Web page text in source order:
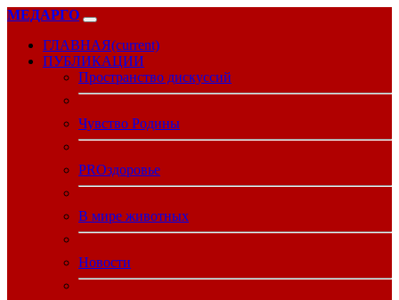
МЕДАРГО
ГЛАВНАЯ(current)
ПУБЛИКАЦИИ
Пространство дискуссий
Чувство Родины
PROздоровье
В мире животных
Новости